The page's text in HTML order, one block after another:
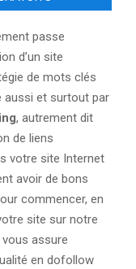
passe
d’un site
de mots clés
aussi et surtout par
, autrement dit
de liens
votre site Internet
avoir de bons
commencer, en
site sur notre
vous assure
en dofollow